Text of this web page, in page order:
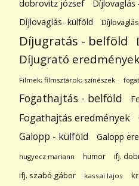
dobrovitz józsef
Díjlovaglás
Díjlovaglás- külföld
Díjugratás - belföld
Díjugrató eredmények
Filmek; filmsztárok; színészek
Fogathajtás - belföld
Fogathajtás eredmények
Galopp - külföld Galopp
hugyecz mariann humor ifj.
ifj. szabó gábor kassai lajos